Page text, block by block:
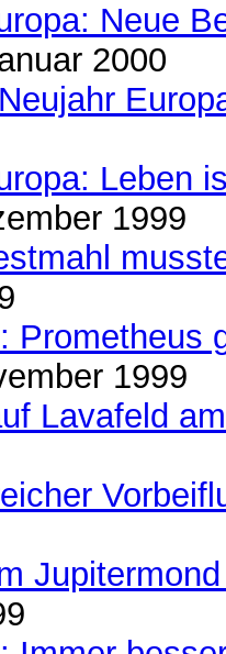
Neue
2000
Leben
1999
Prometheus
1999
Lavafeld